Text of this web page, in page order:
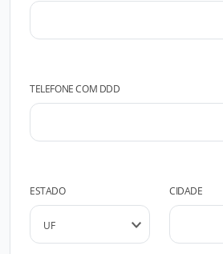
TELEFONE COM DDD
ESTADO CIDADE